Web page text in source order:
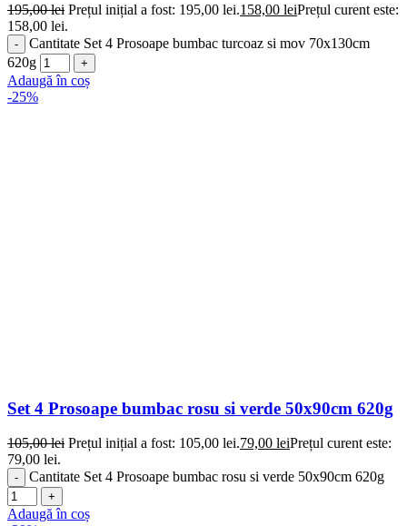
195,00lei Prețul inițial a fost: 195,00 lei.158,00 leiPrețul curent este:
158,00 lei.
Cantitate Set 4 Prosoape bumbac turcoaz si mov 70x130cm
620g
Adaugă în coș
-25%
Set 4 Prosoape bumbac rosu si verde 50x90cm 620g
105,00lei Prețul inițial a fost: 105,00 lei.79,00 leiPrețul curent este:
79,00 lei.
Cantitate Set 4 Prosoape bumbac rosu si verde 50x90cm 620g
Adaugă în coș